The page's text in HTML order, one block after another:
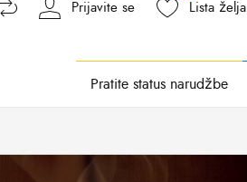
Prijavite se Lista želja
Pratite status narudžbe